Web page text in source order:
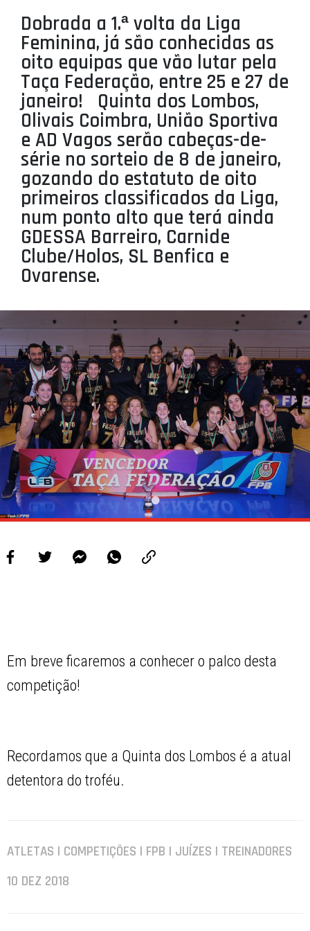
PROJETOS
LIGA BETCLIC MASCULINA
LIGA BETCLIC FEMININA
Dobrada a 1.ª volta da Liga
Feminina, já são conhecidas as
oito equipas que vão lutar pela
Taça Federação, entre 25 e 27 de
janeiro! Quinta dos Lombos,
Olivais Coimbra, União Sportiva
e AD Vagos serão cabeças-de-
série no sorteio de 8 de janeiro,
gozando do estatuto de oito
primeiros classificados da Liga,
num ponto alto que terá ainda
GDESSA Barreiro, Carnide
Clube/Holos, SL Benfica e
Ovarense.
Em breve ficaremos a conhecer o palco desta
competição!
Recordamos que a Quinta dos Lombos é a atual
detentora do troféu.
ATLETAS | COMPETIÇÕES | FPB | JUÍZES | TREINADORES
10 DEZ 2018